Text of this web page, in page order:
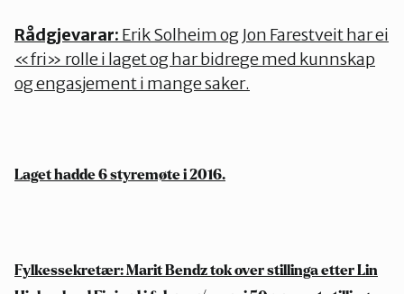
Rådgjevarar: Erik Solheim og Jon Farestveit har ei
«fri» rolle i laget og har bidrege med kunnskap
og engasjement i mange saker.
Laget hadde 6 styremøte i 2016.
Fylkessekretær:Marit Bendz tok over stillinga etter Lin